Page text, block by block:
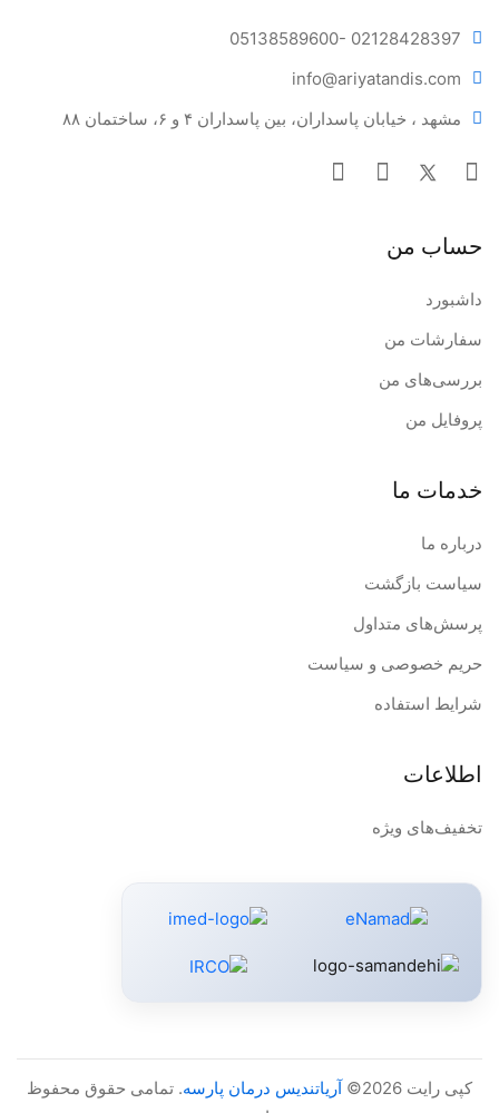
05138589600- 02128428397
info@ariyatandis.com
مشهد ، خیابان پاسداران، بین پاسداران ۴ و ۶، ساختمان ۸۸
حساب من
داشبورد
سفارشات من
بررسی‌های من
پروفایل من
خدمات ما
درباره ما
سیاست بازگشت
پرسش‌های متداول
حریم خصوصی و سیاست
شرایط استفاده
اطلاعات
تخفیف‌های ویژه
کپی رایت 2026© آریاتندیس درمان پارسه. تمامی حقوق محفوظ